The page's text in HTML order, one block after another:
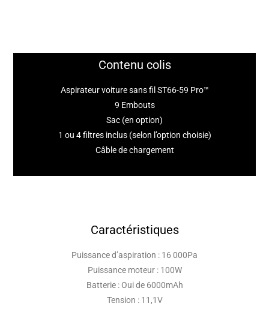
Contenu colis
Aspirateur voiture sans fil ST66-59 Pro™
9 Embouts
Sac (en option)
1 ou 4 filtres inclus (selon l’option choisie)
Câble de chargement
Caractéristiques
Puissance d’aspiration : 16 000Pa
Puissance moteur : 100W
Batterie : Oui de 6000mAh
Tension : 11,1V